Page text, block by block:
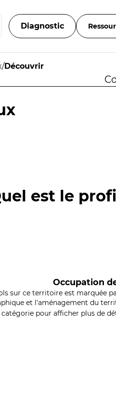
Diagnostic
/Découvrir
est le
Occupation
sur ce territoire est marquée
et l'aménagement du
catégorie pour afficher plus de